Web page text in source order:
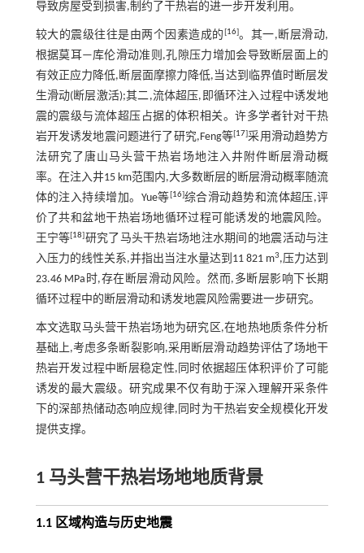
导致房屋受到损害,制约了干热岩的进一步开发利用。
较大的震级往往是由两个因素造成的 [16]。其一,断层滑动,
根据莫耳—库伦滑动准则,孔隙压力增加会导致断层面上的
有效正应力降低,断层面摩擦力降低,当达到临界值时断层发
生滑动(断层激活);其二,流体超压,即循环注入过程中诱发地
震的震级与流体超压占据的体积相关。许多学者针对干热
岩开发诱发地震问题进行了研究,Feng等[17]采用滑动趋势方
法研究了唐山马头营干热岩场地注入井附件断层滑动概
率。在注入井15 km范围内,大多数断层的断层滑动概率随流
体的注入持续增加。Yue等[16]综合滑动趋势和流体超压,评
价了共和盆地干热岩场地循环过程可能诱发的地震风险。
王宁等[18]研究了马头干热岩场地注水期间的地震活动与注
入压力的线性关系,并指出当注水量达到11 821 m3,压力达到
23.46 MPa时,存在断层滑动风险。然而,多断层影响下长期
循环过程中的断层滑动和诱发地震风险需要进一步研究。
本文选取马头营干热岩场地为研究区,在地热地质条件分析
基础上,考虑多条断裂影响,采用断层滑动趋势评估了场地干
热岩开发过程中断层稳定性,同时依据超压体积评价了可能
诱发的最大震级。研究成果不仅有助于深入理解开采条件
下的深部热储动态响应规律,同时为干热岩安全规模化开发
提供支撑。
1 马头营干热岩场地地质背景
1.1 区域构造与历史地震